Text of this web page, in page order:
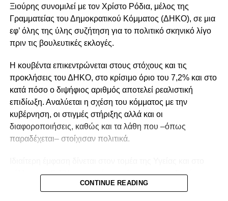
Ξιούρης συνομιλεί με τον Χρίστο Ρόδια, μέλος της
Γραμματείας του Δημοκρατικού Κόμματος (ΔΗΚΟ), σε μια
εφ’ όλης της ύλης συζήτηση για το πολιτικό σκηνικό λίγο
πριν τις βουλευτικές εκλογές.
Η κουβέντα επικεντρώνεται στους στόχους και τις
προκλήσεις του ΔΗΚΟ, στο κρίσιμο όριο του 7,2% και στο
κατά πόσο ο διψήφιος αριθμός αποτελεί ρεαλιστική
επιδίωξη. Αναλύεται η σχέση του κόμματος με την
κυβέρνηση, οι στιγμές στήριξης αλλά και οι
διαφοροποιήσεις, καθώς και τα λάθη που –όπως
παραδέχεται– στοίχισαν πολιτικά.
μέλλον του ΓεΣΥ, στην ανάγκη ενίσχυσης των δημόσιων
νοσηλευτηρίων, αλλά και σε ζητήματα καθημερινότητας
CONTINUE READING